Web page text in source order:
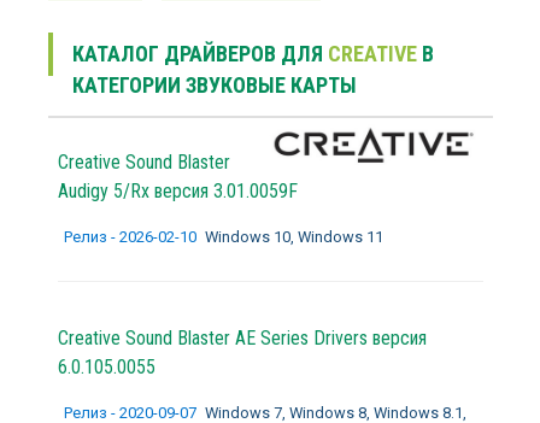
КАТАЛОГ ДРАЙВЕРОВ ДЛЯ CREATIVEВ
КАТЕГОРИИ ЗВУКОВЫЕ КАРТЫ
Creative Sound Blaster
Audigy 5/Rx версия 3.01.0059F
Релиз - 2026-02-10 Windows 10, Windows 11
Creative Sound Blaster AE Series Drivers версия
6.0.105.0055
Релиз - 2020-09-07 Windows 7, Windows 8, Windows 8.1,